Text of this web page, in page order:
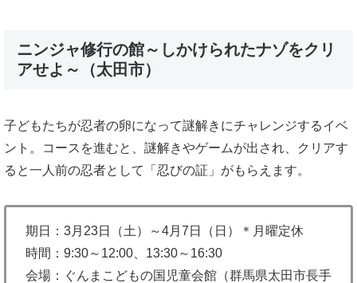
ニンジャ修行の館～しかけられたナゾをクリ
アせよ～（太田市）
子どもたちが忍者の卵になって謎解きにチャレンジするイベ
ント。コースを進むと、謎解きやゲームが出され、クリアす
ると一人前の忍者として「忍びの証」がもらえます。
期日：3月23日（土）～4月7日（日）＊月曜定休
時間：9:30～12:00、13:30～16:30
会場：ぐんまこどもの国児童会館（群馬県太田市長手